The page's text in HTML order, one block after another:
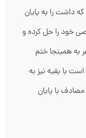
داشت را به پایان
خود را حل کرده و
به همینجا ختم
با بقیه نیز به
با پایان